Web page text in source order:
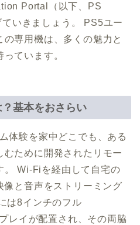
Portal（以下、PS
いきましょう。 PS5ユー
専用機は、多くの魅力と
ています。
基本をおさらい
体験を家中どこでも、ある
ために開発されたリモー
。 Wi-Fiを経由して自宅の
と音声をストリーミング
は8インチのフル
レイが配置され、その両脇